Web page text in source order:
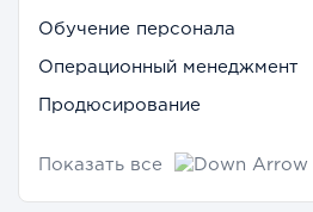
Обучение персонала
Операционный менеджмент
Продюсирование
Показать все